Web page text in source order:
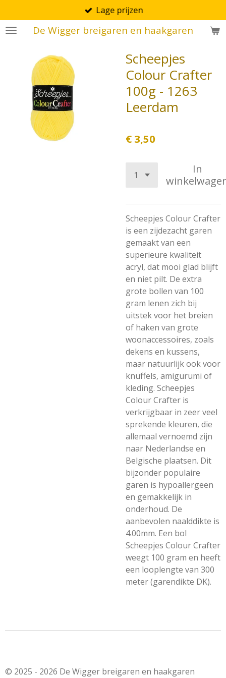
direct
naar
hoofdinhoud
De Wigger breigaren en haakgaren
Lage prijzen
Scheepjes
Colour Crafter
100g - 1263
Leerdam
€ 3,50
In
Scheepjes Colour Crafter
is een zijdezacht garen
gemaakt van een
superieure kwaliteit
acryl, dat mooi glad blijft
en niet pilt. De extra
grote bollen van 100
gram lenen zich bij
uitstek voor het breien
of haken van grote
woonaccessoires, zoals
dekens en kussens,
maar natuurlijk ook voor
knuffels, amigurumi of
kleding. Scheepjes
Colour Crafter is
verkrijgbaar in zeer veel
sprekende kleuren, die
allemaal vernoemd zijn
naar Nederlandse en
Belgische plaatsen. Dit
bijzonder populaire
garen is hypoallergeen
en gemakkelijk in
onderhoud. De
aanbevolen naalddikte is
4.00mm. Een bol
Scheepjes Colour Crafter
weegt 100 gram en heeft
een looplengte van 300
meter (garendikte DK).
© 2025 - 2026 De Wigger breigaren en haakgaren